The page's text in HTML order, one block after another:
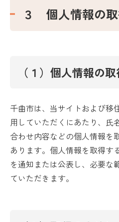
３ 個人情報の
（１）個人情報の
千曲市は、当サイトおよび移
用していただくにあたり、氏
合わせ内容などの個人情報を
あります。個人情報を取得す
を通知または公表し、必要な
ていただきます。